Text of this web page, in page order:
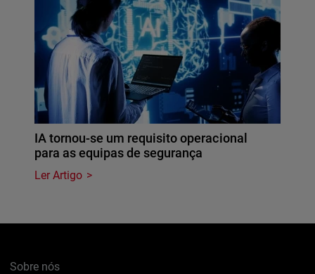
IA tornou-se um requisito operacional
para as equipas de segurança
Ler Artigo
Sobre nós